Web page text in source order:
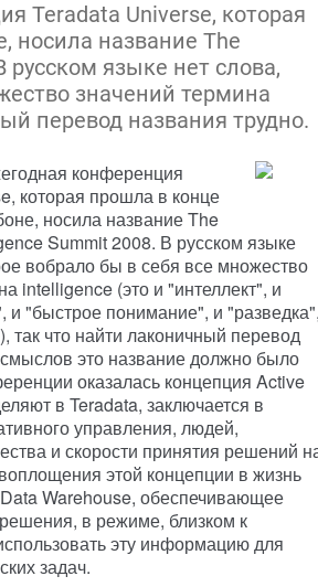
Teradata Universe, которая
носила название The
языке нет слова,
значений термина
перевод названия трудно.
конференция
которая прошла в конце
носила название The
Summit 2008. В русском языке
вобрало бы в себя все множество
intelligence (это и "интеллект", и
и "быстрое понимание", и "разведка",
так что найти лаконичный перевод
это название должно было
оказалась концепция Active
в Teradata, заключается в
управления, людей,
и скорости принятия решений
этой концепции в жизнь
Warehouse, обеспечивающее
в режиме, близком к
эту информацию для
задач.